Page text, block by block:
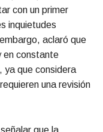
con un primer
inquietudes
aclaró que
en constante
ya que considera
una revisión
que la